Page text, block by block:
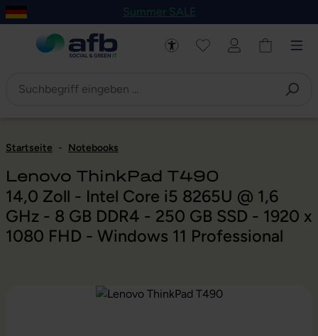
Hauptinhalt springen
Zur Navigation der B2B-Plattform springen
Summer SALE
Startseite - Notebooks
Lenovo ThinkPad T490
14,0 Zoll - Intel Core i5 8265U @ 1,6
GHz - 8 GB DDR4 - 250 GB SSD - 1920 x
1080 FHD - Windows 11 Professional
Bildergalerie überspringen